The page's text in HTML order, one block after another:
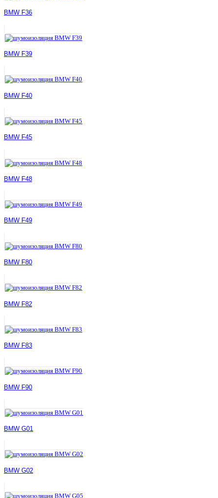
BMW F36
BMW F39
BMW F40
BMW F45
BMW F48
BMW F49
BMW F80
BMW F82
BMW F83
BMW F90
BMW G01
BMW G02